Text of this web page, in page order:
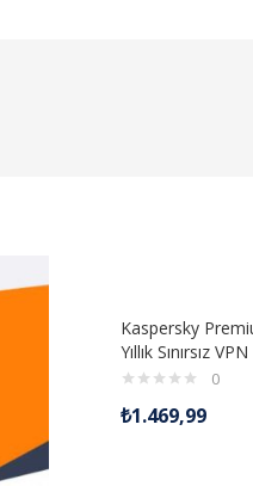
Kaspersky
Yıllık Sınırsız VPN
0
₺1.469,99